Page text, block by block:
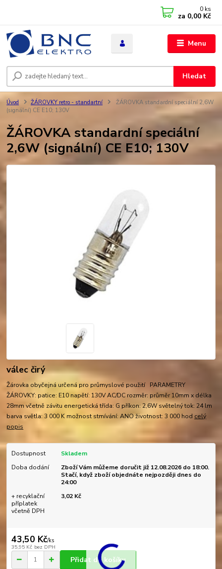
Menu
Hledat
0 ks
za 0,00 Kč
Úvod ŽÁROVKY retro - standartní
ŽÁROVKA standardní speciální 2,6W
(signální) CE E10; 130V
ŽÁROVKA standardní speciální
2,6W (signální) CE E10; 130V
válec čirý
Žárovka obyčejná určená pro průmyslové použití PARAMETRY
ŽÁROVKY: patice: E10 napětí: 130V AC/DC rozměr: průměr 10mm x délka
28mm včetně závitu energetická třída: G příkon: 2,6W světelný tok: 24 lm
barva světla: 3 000 K možnost stmívání: ANO životnost: 3 000 hod celý
popis
Dostupnost
Skladem
Doba dodání
Zboží Vám můžeme doručit již 12.08.2026 do 18:00.
Stačí, když zboží objednáte nejpozději dnes do
24:00
+ recyklační
příplatek
včetně DPH
3,02 Kč
43,50 Kč/ks
35,95 Kč bez DPH
Přidat do košíku